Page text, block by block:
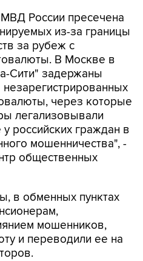
России пресечена
из-за границы
за рубеж с
В Москве в
Сити" задержаны
через которые
легализовывали
российских граждан в
мошенничества", -
общественных
в обменных пунктах
мошенников,
и переводили ее на